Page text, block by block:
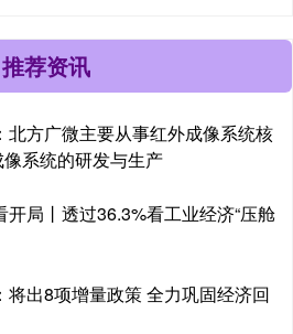
推荐资讯
北方广微主要从事红外成像系统核
系统的研发与生产
开局丨透过36.3%看工业经济“压舱
将出8项增量政策 全力巩固经济回